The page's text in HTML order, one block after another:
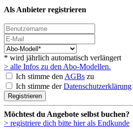
Als Anbieter registrieren
* wird jährlich automatisch verlängert
> alle Infos zu den Abo-Modellen.
Ich stimme denAGBs zu
Ich stimme derDatenschutzerklärung
Registrieren
Möchtest du Angebote selbst buchen?
> registriere dich bitte hier als Endkunde